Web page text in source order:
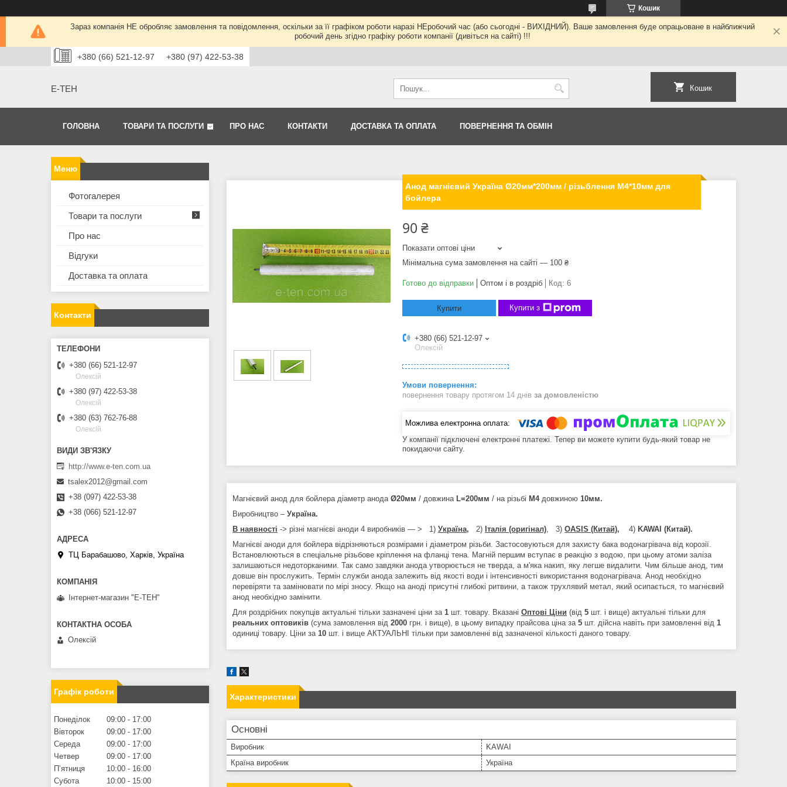
Кошик
Зараз компанія НЕ обробляє замовлення та повідомлення, оскільки за її графіком роботи наразі НЕробочий час (або сьогодні - ВИХІДНИЙ). Ваше замовлення буде опрацьоване в найближчий
робочий день згідно графіку роботи компанії (дивіться на сайті) !!!
+380 (66) 521-12-97 +380 (97) 422-53-38
Е-ТЕН Кошик
ГОЛОВНА ТОВАРИ ТА ПОСЛУГИ ПРО НАС КОНТАКТИ ДОСТАВКА ТА ОПЛАТА ПОВЕРНЕННЯ ТА ОБМІН
Анод магнієвий Україна Ø20мм*200мм / різьблення М4*10мм для
бойлера
90 ₴
Показати оптові ціни
Мінімальна сума замовлення на сайті — 100 ₴
Готово до відправки Оптом і в роздріб Код: 6
Купити Купити з
+380 (66) 521-12-97
Олексій
повернення товару протягом 14 днів за домовленістю
У компанії підключені електронні платежі. Тепер ви можете купити будь-який товар не
покидаючи сайту.
Магнієвий анод для бойлера діаметр анода Ø20мм / довжина L=200мм / на різьбі М4довжиною 10мм.
Виробництво – Україна.
В наявності -> різні магнієві аноди 4 виробників — > 1) Україна, 2) Італія (оригінал) , 3) OASIS (Китай), 4) KAWAI (Китай).
Магнієві аноди для бойлера відрізняються розмірами і діаметром різьби. Застосовуються для захисту бака водонагрівача від корозії.
Встановлюються в спеціальне різьбове кріплення на фланці тена. Магній першим вступає в реакцію з водою, при цьому атоми заліза
залишаються недоторканими. Так само завдяки анода утворюється не тверда, а м'яка накип, яку легше видалити. Чим більше анод, тим
довше він прослужить. Термін служби анода залежить від якості води і інтенсивності використання водонагрівача. Анод необхідно
перевіряти та замінювати по мірі зносу. Якщо на аноді присутні глибокі ритвини, а також трухлявий метал, який осипається, то магнієвий
анод необхідно замінити.
Для роздрібних покупців актуальні тільки зазначені ціни за 1 шт. товару. Вказані Оптові Ціни (від 5 шт. і вище) актуальні тільки для
реальних оптовиків (сума замовлення від 2000 грн. і вище), в цьому випадку прайсова ціна за 5 шт. дійсна навіть при замовленні від 1
одиниці товару. Ціни за 10 шт. і вище АКТУАЛЬНІ тільки при замовленні від зазначеної кількості даного товару.
Характеристики
Основні
Виробник
KAWAI
Країна виробник
Україна
Фотогалерея
Товари та послуги
Про нас
Відгуки
Доставка та оплата
Контакти
+380 (66) 521-12-97
Олексій
+380 (97) 422-53-38
Олексій
+380 (63) 762-76-88
Олексій
http://www.e-ten.com.ua
tsalex2012@gmail.com
+38 (097) 422-53-38
+38 (066) 521-12-97
ТЦ Барабашово, Харків, Україна
Інтернет-магазин "Е-ТЕН"
Олексій
Графік роботи
Понеділок 09:00
17:00
Вівторок
09:00
17:00
Середа
09:00
17:00
Четвер
09:00
17:00
Пʼятниця
10:00
16:00
Субота
10:00 15:00